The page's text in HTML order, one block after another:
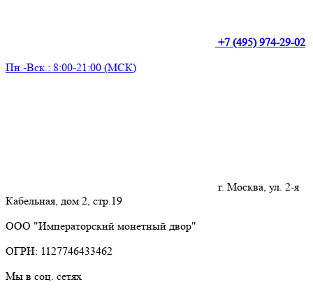
+7 (495) 974-29-02
Пн.-Вск.: 8:00-21:00 (МСК)
г. Москва, ул. 2-я
Кабельная, дом 2, стр.19
ООО "Императорский монетный двор"
ОГРН: 1127746433462
Мы в соц. сетях